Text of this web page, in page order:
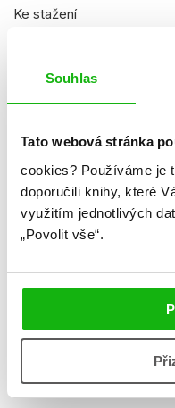
Souhlas
Tato webová stránka
cookies? Používáme je
doporučili knihy, které
využitím jednotlivých
„Povolit vše“.
Ke stažení
Formát
Řady
Původní název
Původní jazyk
Věk od